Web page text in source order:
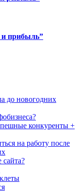
и прибыль”
до новогодних
конкуренты +
на работу после
сайта?